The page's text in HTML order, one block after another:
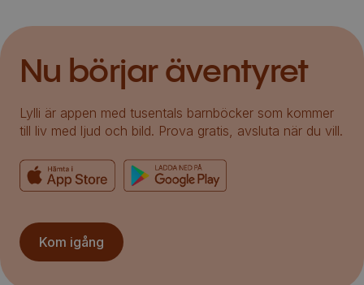
Nu börjar äventyret
Lylli är appen med tusentals barnböcker som kommer
till liv med ljud och bild. Prova gratis, avsluta när du vill.
Kom igång